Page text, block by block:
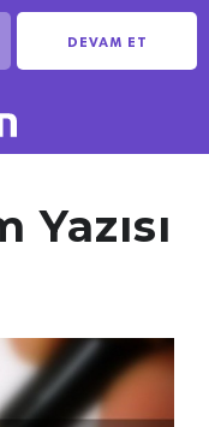
DEVAM ET
Yazısı